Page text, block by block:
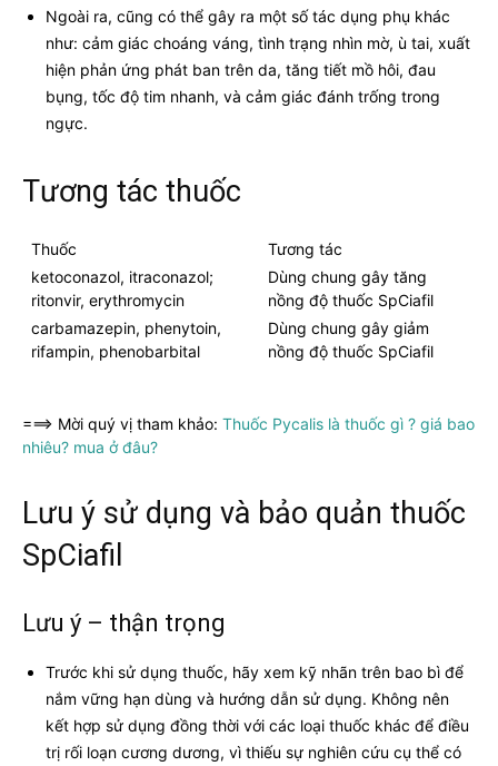
Ngoài ra, cũng có thể gây ra một số tác dụng phụ khác
như: cảm giác choáng váng, tình trạng nhìn mờ, ù tai, xuất
hiện phản ứng phát ban trên da, tăng tiết mồ hôi, đau
bụng, tốc độ tim nhanh, và cảm giác đánh trống trong
ngực.
Tương tác thuốc
Thuốc
Tương tác
ketoconazol, itraconazol;
ritonvir, erythromycin
Dùng chung gây tăng
nồng độ thuốc SpCiafil
carbamazepin, phenytoin,
rifampin, phenobarbital
Dùng chung gây giảm
nồng độ thuốc SpCiafil
===> Mời quý vị tham khảo: Thuốc Pycalis là thuốc gì ? giá bao
nhiêu? mua ở đâu?
Lưu ý sử dụng và bảo quản thuốc
SpCiafil
Lưu ý – thận trọng
Trước khi sử dụng thuốc, hãy xem kỹ nhãn trên bao bì để
nắm vững hạn dùng và hướng dẫn sử dụng. Không nên
kết hợp sử dụng đồng thời với các loại thuốc khác để điều
trị rối loạn cương dương, vì thiếu sự nghiên cứu cụ thể có